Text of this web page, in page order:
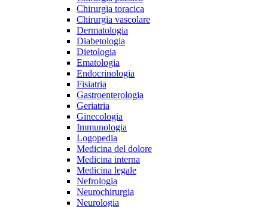
Chirurgia toracica
Chirurgia vascolare
Dermatologia
Diabetologia
Dietologia
Ematologia
Endocrinologia
Fisiatria
Gastroenterologia
Geriatria
Ginecologia
Immunologia
Logopedia
Medicina del dolore
Medicina interna
Medicina legale
Nefrologia
Neurochirurgia
Neurologia